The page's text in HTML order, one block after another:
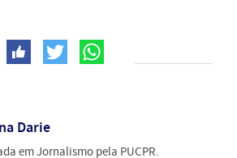
Darie
em Jornalismo pela PUCPR.